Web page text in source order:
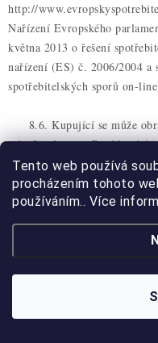
Tento web používá
procházením tohoto
používáním.. Více
http://
Nařízení Evropského
května 2013 o řešení
nařízení (ES) č. 2006/2004 a
spotřebitelských sporů on-
8.6. Kupující se může
státního dozoru. Prodávající
živnostenského oprávnění.
své působnosti příslušný
ochrany osobních údajů
Česká obchodní inspekce
dozor nad dodržováním
Sb., o ochraně spotřebitele,
8.7. Kupující tímto přebírá
ve smyslu § 1765 odst. 2